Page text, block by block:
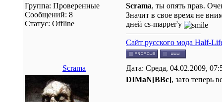
Группа: Проверенные
Сообщений: 8
Статус: Offline
Scrama, ты опять прав.
Значит в свое время не
дней cs-mapper'у
Сайт русского мода Half-
Scrama Дата: Среда, 04.02.2009,
DIMaN[BBc], зато теперь